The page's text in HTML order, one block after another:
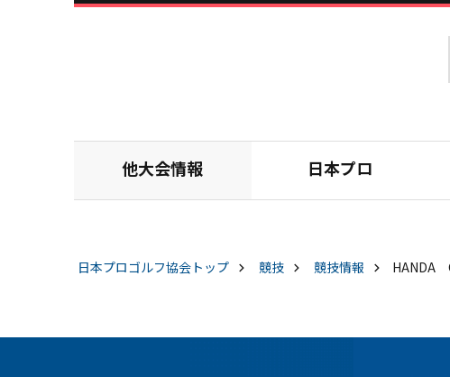
他大会情報 日本プロ
日本プロゴルフ協会 トップ 競技 競技情報 HANDA